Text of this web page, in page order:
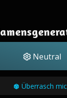
Neutral
Überrasch